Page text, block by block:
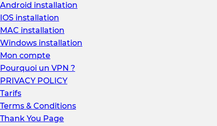
Android installation
IOS installation
MAC installation
Windows installation
Mon compte
Pourquoi un VPN ?
PRIVACY POLICY
Tarifs
Terms & Conditions
Thank You Page